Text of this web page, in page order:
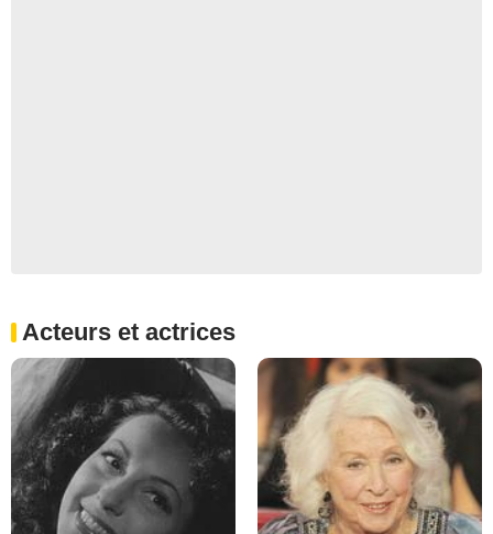
Acteurs et actrices